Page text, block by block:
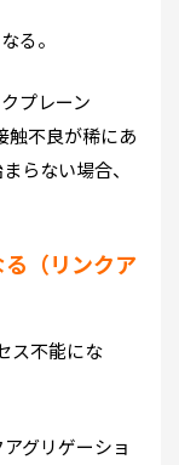
る。
プレーン
触不良が稀にあ
らない場合、
（リンクア
ス不能にな
グリゲーショ